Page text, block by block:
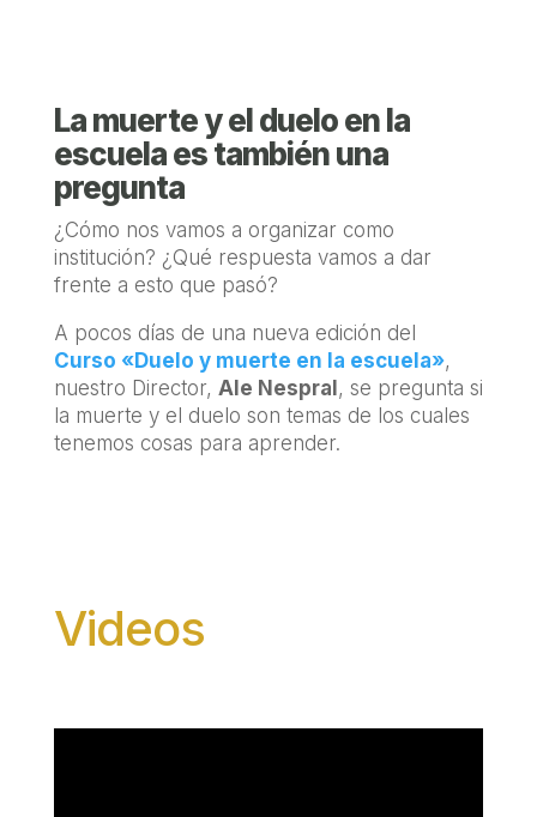
La muerte y el duelo en la
escuela es también una
pregunta
¿Cómo nos vamos a organizar como
institución? ¿Qué respuesta vamos a dar
frente a esto que pasó?
A pocos días de una nueva edición del
Curso «Duelo y muerte en la escuela»,
nuestro Director, Ale Nespral , se pregunta si
la muerte y el duelo son temas de los cuales
tenemos cosas para aprender.
Videos